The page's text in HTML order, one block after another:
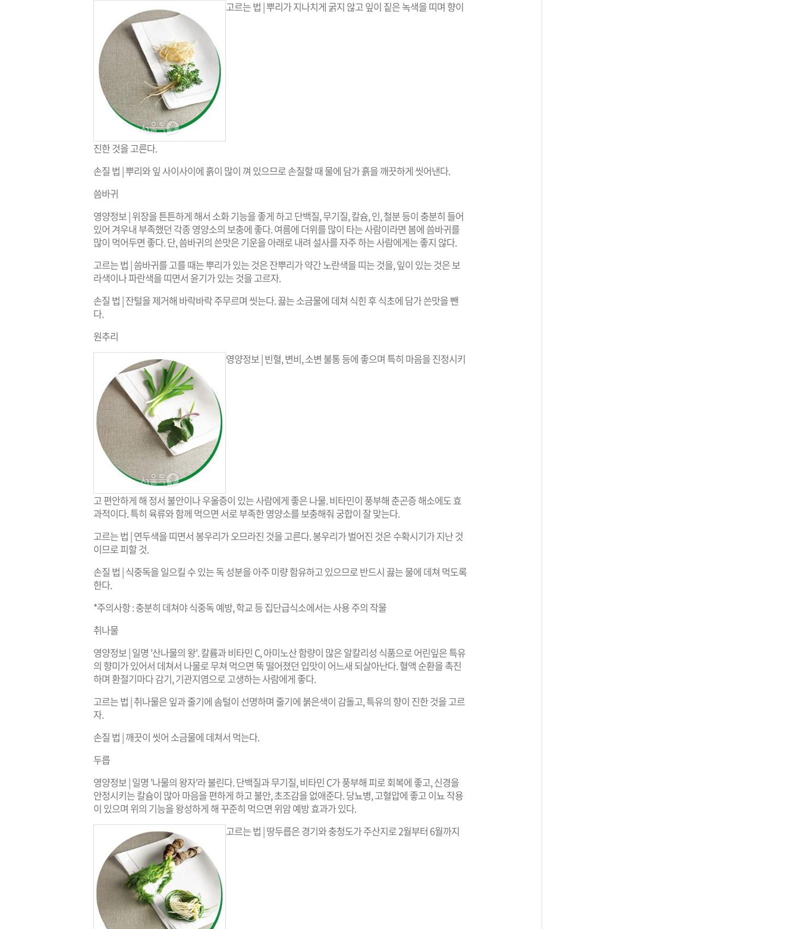
고르는 법 | 뿌리가 지나치게 굵지 않고 잎이 짙은 녹색을 띠며 향이
진한 것을 고른다.
손질 법 | 뿌리와 잎 사이사이에 흙이 많이 껴 있으므로 손질할 때 물에 담가 흙을 깨끗하게 씻어낸다.
씀바귀
영양정보 | 위장을 튼튼하게 해서 소화 기능을 좋게 하고 단백질, 무기질, 칼슘, 인, 철분 등이 충분히 들어
있어 겨우내 부족했던 각종 영양소의 보충에 좋다. 여름에 더위를 많이 타는 사람이라면 봄에 씀바귀를
많이 먹어두면 좋다. 단, 씀바귀의 쓴맛은 기운을 아래로 내려 설사를 자주 하는 사람에게는 좋지 않다.
고르는 법 | 씀바귀를 고를 때는 뿌리가 있는 것은 잔뿌리가 약간 노란색을 띠는 것을, 잎이 있는 것은 보
라색이나 파란색을 띠면서 윤기가 있는 것을 고르자.
손질 법 | 잔털을 제거해 바락바락 주무르며 씻는다. 끓는 소금물에 데쳐 식힌 후 식초에 담가 쓴맛을 뺀
다.
원추리
영양정보 | 빈혈, 변비, 소변 불통 등에 좋으며 특히 마음을 진정시키
고 편안하게 해 정서 불안이나 우울증이 있는 사람에게 좋은 나물. 비타민이 풍부해 춘곤증 해소에도 효
과적이다. 특히 육류와 함께 먹으면 서로 부족한 영양소를 보충해줘 궁합이 잘 맞는다.
고르는 법 | 연두색을 띠면서 봉우리가 오므라진 것을 고른다. 봉우리가 벌어진 것은 수확시기가 지난 것
이므로 피할 것.
손질 법 | 식중독을 일으킬 수 있는 독 성분을 아주 미량 함유하고 있으므로 반드시 끓는 물에 데쳐 먹도록
한다.
*주의사항 : 충분히 데쳐야 식중독 예방, 학교 등 집단급식소에서는 사용 주의 작물
취나물
영양정보 | 일명 '산나물의 왕'. 칼륨과 비타민 C, 아미노산 함량이 많은 알칼리성 식품으로 어린잎은 특유
의 향미가 있어서 데쳐서 나물로 무쳐 먹으면 뚝 떨어졌던 입맛이 어느새 되살아난다. 혈액 순환을 촉진
하며 환절기마다 감기, 기관지염으로 고생하는 사람에게 좋다.
고르는 법 | 취나물은 잎과 줄기에 솜털이 선명하며 줄기에 붉은색이 감돌고, 특유의 향이 진한 것을 고르
자.
손질 법 | 깨끗이 씻어 소금물에 데쳐서 먹는다.
두릅
영양정보 | 일명 '나물의 왕자'라 불린다. 단백질과 무기질, 비타민 C가 풍부해 피로 회복에 좋고, 신경을
안정시키는 칼슘이 많아 마음을 편하게 하고 불안, 초조감을 없애준다. 당뇨병, 고혈압에 좋고 이뇨 작용
이 있으며 위의 기능을 왕성하게 해 꾸준히 먹으면 위암 예방 효과가 있다.
고르는 법 | 땅두릅은 경기와 충청도가 주산지로 2월부터 6월까지